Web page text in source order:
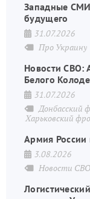
Западные
будущего
31.07.2026
Про Украину
Новости СВО:
Белого
31.07.2026
Донбасский
Харьковский
Армия
3.08.2026
Новости СВО